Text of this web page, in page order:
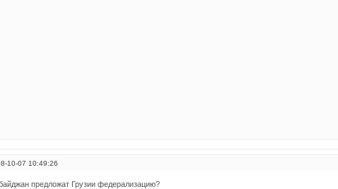
10-07 10:49:26
предложат Грузии федерализацию?